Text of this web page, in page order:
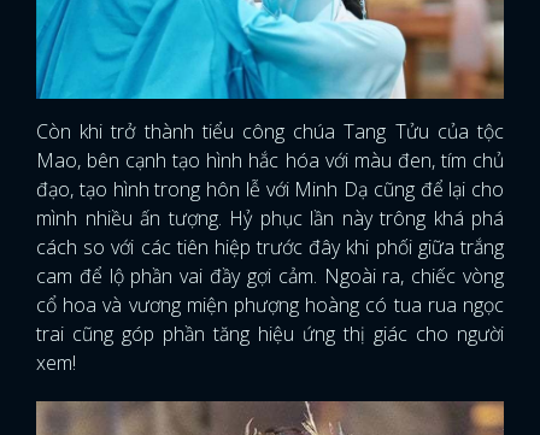
Còn khi trở thành tiểu công chúa Tang Tửu của tộc
Mao, bên cạnh tạo hình hắc hóa với màu đen, tím chủ
đạo, tạo hình trong hôn lễ với Minh Dạ cũng để lại cho
mình nhiều ấn tượng. Hỷ phục lần này trông khá phá
cách so với các tiên hiệp trước đây khi phối giữa trắng
cam để lộ phần vai đầy gợi cảm. Ngoài ra, chiếc vòng
cổ hoa và vương miện phượng hoàng có tua rua ngọc
trai cũng góp phần tăng hiệu ứng thị giác cho người
xem!